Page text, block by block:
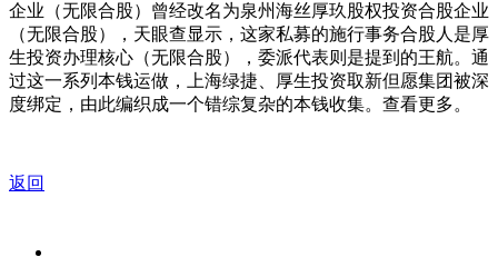
企业（无限合股）曾经改名为泉州海丝厚玖股权投资合股企业
（无限合股），天眼查显示，这家私募的施行事务合股人是厚
生投资办理核心（无限合股），委派代表则是提到的王航。通
过这一系列本钱运做，上海绿捷、厚生投资取新但愿集团被深
度绑定，由此编织成一个错综复杂的本钱收集。查看更多。
返回